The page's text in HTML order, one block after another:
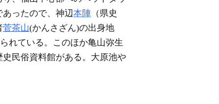
ったので、神辺本陣 （県史
菅茶山(かんさざん)の出身地
れている。このほか亀山弥生
民俗資料館がある。大原池や